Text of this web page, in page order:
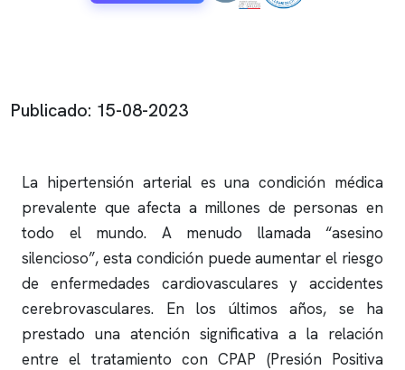
Publicado: 15-08-2023
La hipertensión arterial es una condición médica
prevalente que afecta a millones de personas en
todo el mundo. A menudo llamada “asesino
silencioso”, esta condición puede aumentar el riesgo
de enfermedades cardiovasculares y accidentes
cerebrovasculares. En los últimos años, se ha
prestado una atención significativa a la relación
entre el tratamiento con CPAP (Presión Positiva